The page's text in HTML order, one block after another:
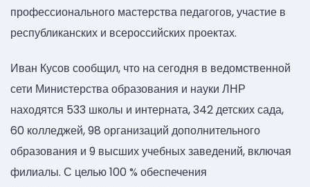
профессионального мастерства педагогов, участие в
республиканских и всероссийских проектах.
Иван Кусов сообщил, что на сегодня в ведомственной
сети Министерства образования и науки ЛНР
находятся 533 школы и интерната, 342 детских сада,
60 колледжей, 98 организаций дополнительного
образования и 9 высших учебных заведений, включая
филиалы. С целью 100 % обеспечения